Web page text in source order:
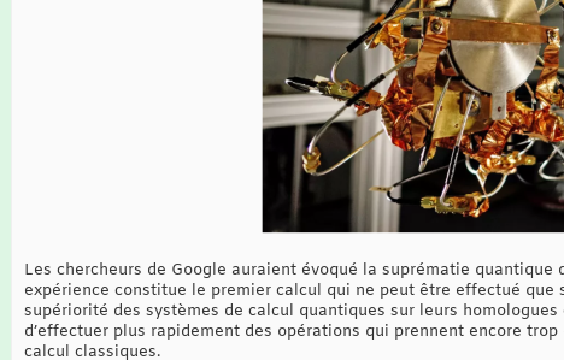
Les chercheurs de Google auraient évoqué la suprématie
expérience constitue le premier calcul qui ne peut être effectué
supériorité des systèmes de calcul quantiques sur leurs
d’effectuer plus rapidement des opérations qui prennent encore
calcul classiques.